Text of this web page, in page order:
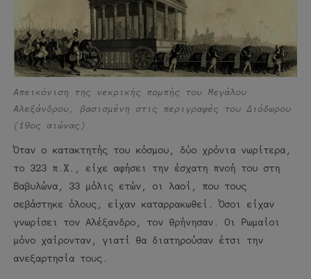
Απεικόνιση της νεκρικής πομπής του Μεγάλου
Αλεξάνδρου, βασισμένη στις περιγραφές του Διόδωρου
(19ος αιώνας)
Όταν ο κατακτητής του κόσμου, δύο χρόνια νωρίτερα,
το 323 π.Χ., είχε αφήσει την έσχατη πνοή του στη
Βαβυλώνα, 33 μόλις ετών, οι λαοί, που τους
σεβάστηκε όλους, είχαν καταρρακωθεί. Όσοι είχαν
γνωρίσει τον Αλέξανδρο, τον θρήνησαν. Οι Ρωμαίοι
μόνο χαίρονταν, γιατί θα διατηρούσαν έτσι την
ανεξαρτησία τους.